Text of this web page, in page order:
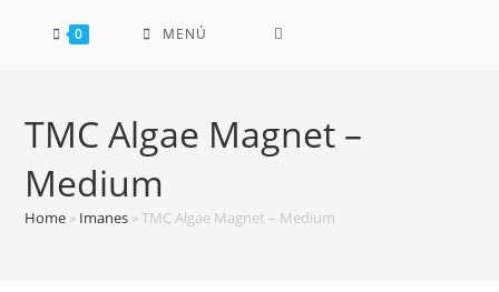
0 MENÚ
TMC Algae Magnet –
Medium
Home » Imanes »TMC Algae Magnet – Medium